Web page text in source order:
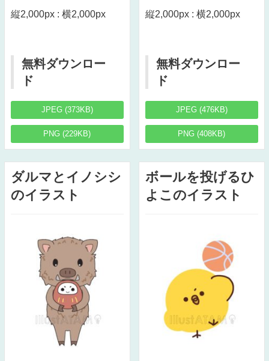
縦2,000px : 横2,000px
無料ダウンロー
ド
JPEG (373KB)
PNG (229KB)
縦2,000px : 横2,000px
無料ダウンロー
ド
JPEG (476KB)
PNG (408KB)
ダルマとイノシシ
のイラスト
ボールを投げるひ
よこのイラスト